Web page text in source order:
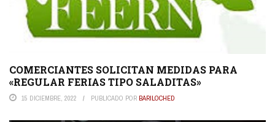
COMERCIANTES SOLICITAN MEDIDAS PARA
«REGULAR FERIAS TIPO SALADITAS»
15 DICIEMBRE, 2022 PUBLICADO POR BARILOCHED